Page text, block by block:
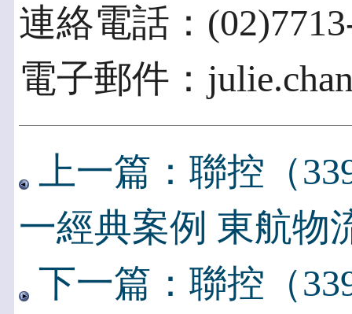
連絡電話：
電子郵件：
上一篇：聯控（
一經典案例 東航物
下一篇：聯控（